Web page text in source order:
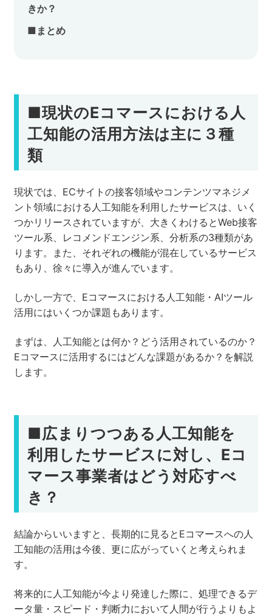
きか？
■まとめ
■現状のEコマースにおける人
工知能の活用方法は主に３種
類
現状では、ECサイトの接客領域やコンテンツマネジメ
ント領域における人工知能を利用したサービスは、いく
つかリリースされていますが、大きくわけるとWeb接客
ツール系、レコメンドエンジン系、分析系の3種類があ
ります。また、それぞれの機能が混在しているサービス
もあり、徐々に導入が進んでいます。
しかし一方で、Eコマースにおける人工知能・AIツール
活用にはいくつか課題もあります。
まずは、人工知能とは何か？どう活用されているのか？
Eコマースに活用するにはどんな課題があるか？を解説
します。
■広まりつつある人工知能を
利用したサービスに対し、Eコ
マース事業者はどう対応すべ
き？
結論からいいますと、長期的に見るとEコマースへの人
工知能の活用は今後、更に広がっていくと考えられま
す。
将来的に人工知能が今より発達した際に、処理できるデ
ータ量・スピード・判断力において人間が行うよりもよ